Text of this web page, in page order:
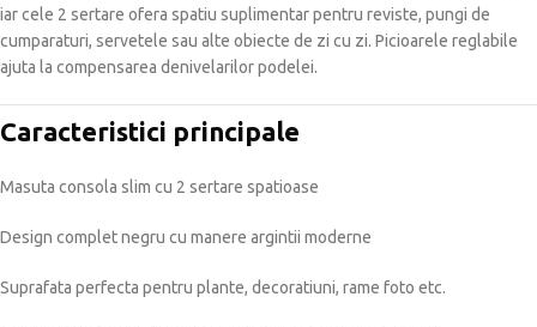
iar cele 2 sertare ofera spatiu suplimentar pentru reviste, pungi de
cumparaturi, servetele sau alte obiecte de zi cu zi. Picioarele reglabile
ajuta la compensarea denivelarilor podelei.
Caracteristici principale
Masuta consola slim cu 2 sertare spatioase
Design complet negru cu manere argintii moderne
Suprafata perfecta pentru plante, decoratiuni, rame foto etc.